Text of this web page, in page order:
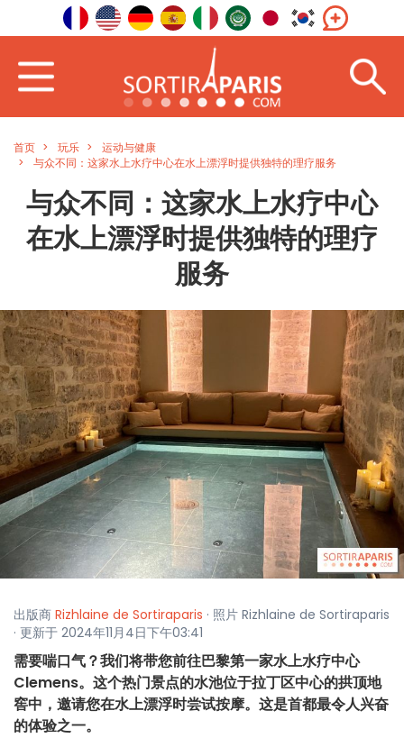
首页 玩乐
运动与健康
与众不同：这家水上水疗中心在水上漂浮时提供独特的理疗服务
与众不同：这家水上水疗中心
在水上漂浮时提供独特的理疗
服务
出版商 Rizhlaine de Sortiraparis · 照片 Rizhlaine de Sortiraparis
· 更新于 2024年11月4日下午03:41
需要喘口气？我们将带您前往巴黎第一家水上水疗中心
Clemens。这个热门景点的水池位于拉丁区中心的拱顶地
窖中，邀请您在水上漂浮时尝试按摩。这是首都最令人兴奋
的体验之一。